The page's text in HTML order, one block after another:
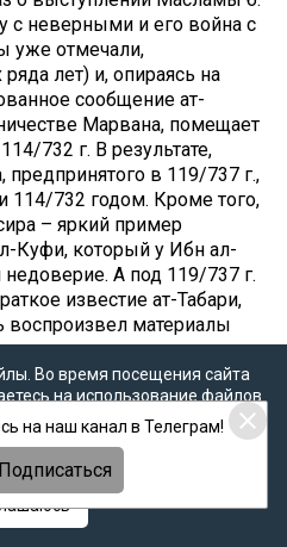
с неверными и его война с
уже отмечали,
лет) и, опираясь на
сообщение ат-
Марвана, помещает
732 г. В результате,
в 119/737 г.,
114/732 годом. Кроме того,
– яркий пример
Куфи, который у Ибн ал-
А под 119/737 г.
известие ат-Табари,
материалы
Булат Хамидуллин
татар. Том I. Народы степной
Евразии в древности
и интересным в
Во время посещения сайта
на использование файлов
уведомлением, согласием
данных,Политикой о
конфиденциальности
на наш канал в Телеграм!
Подписаться